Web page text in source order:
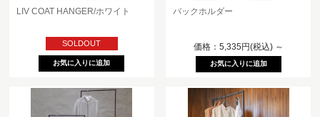
LIV COAT HANGER/ホワイト
SOLDOUT
バックホルダー
価格：5,335円(税込) ～